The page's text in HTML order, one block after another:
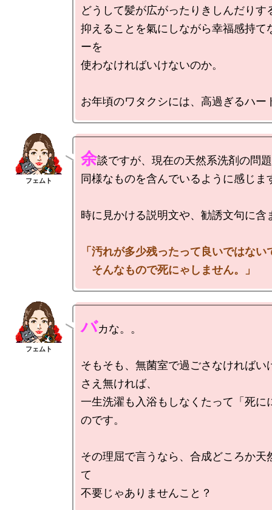
どうして髪が広がったりきしんだりす
抑えることを氣にしながら幸福感持て
ーを
使わなければいけないのか。
余談ですが、現在の天然系洗剤の問
同様なものを含んでいるように感じま
時に見かける説明文や、勧誘文句に含
「汚れが多少残ったって良いではない
そんなもので死にゃしません。」
バカな。。
そもそも、無菌室で過ごさなければい
さえ無ければ、
一生洗濯も入浴もしなくたって「死に
のです。
その理屈で言うなら、合成どころか天
て